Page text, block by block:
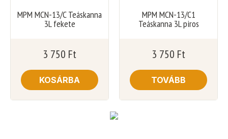
MPM MCN-13/C Teáskanna
3L fekete
3 750 Ft
KOSÁRBA
MPM MCN-13/C1
Teáskanna 3L piros
3 750 Ft
TOVÁBB